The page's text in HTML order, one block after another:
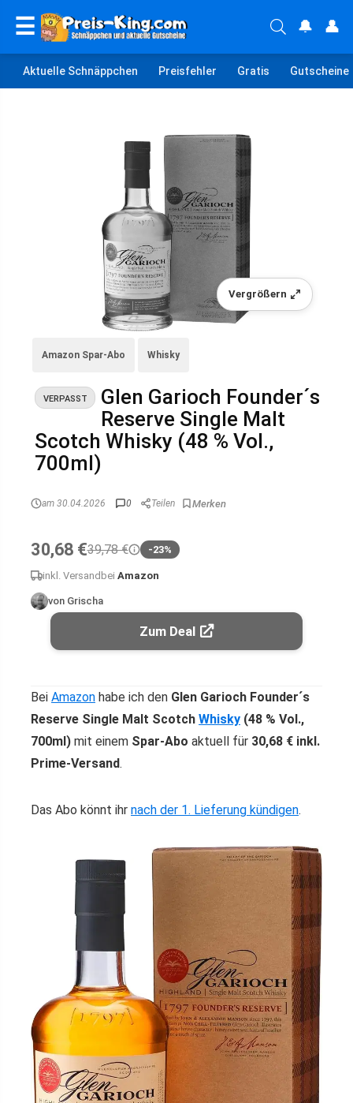
☰ 🔔 👤
Aktuelle Schnäppchen Preisfehler Gratis Gutscheine
Vergrößern
Amazon Spar-Abo Whisky
VERPASST
Glen Garioch Founder´s
Reserve Single Malt
Scotch Whisky (48 % Vol.,
700ml)
am 30.04.2026 0 Teilen
30,68 €39,78 € -23%
inkl. Versand bei Amazon
von Grischa
Zum Deal
Bei Amazon habe ich den Glen Garioch Founder´s
Reserve Single Malt Scotch Whisky (48 % Vol.,
700ml) mit einem Spar-Abo aktuell für 30,68 € inkl.
Prime-Versand.
Das Abo könnt ihr nach der 1. Lieferung kündigen.